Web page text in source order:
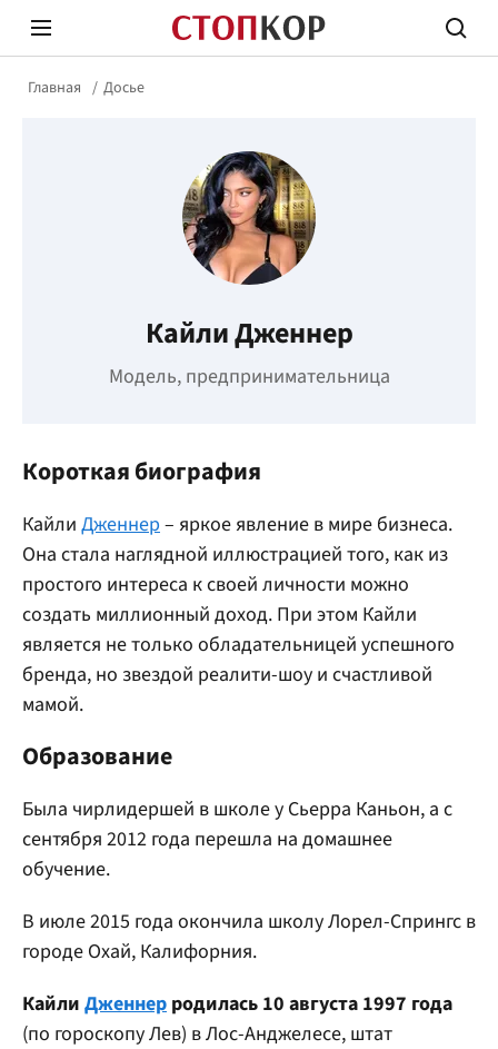
Стоп Политической Коррупции
Главная Досье
Кайли Дженнер
Модель, предпринимательница
Короткая биография
Кайли Дженнер– яркое явление в мире бизнеса.
Она стала наглядной иллюстрацией того, как из
простого интереса к своей личности можно
создать миллионный доход. При этом Кайли
является не только обладательницей успешного
бренда, но звездой реалити-шоу и счастливой
мамой.
Образование
Была чирлидершей в школе у Сьерра Каньон, а с
сентября 2012 года перешла на домашнее
обучение.
В июле 2015 года окончила школу Лорел-Спрингс в
городе Охай, Калифорния.
Кайли Дженнер родилась 10 августа 1997 года
(по гороскопу Лев) в Лос-Анджелесе, штат